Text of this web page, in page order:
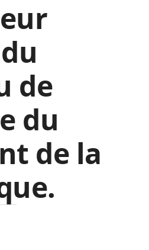
de
du
de la
.